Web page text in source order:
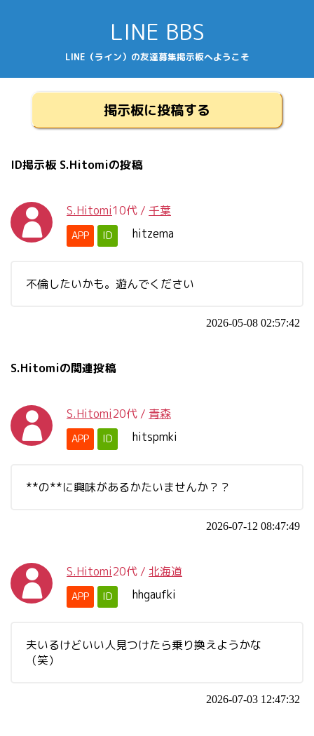
LINE BBS
LINE（ライン）の友達募集掲示板へようこそ
掲示板に投稿する
ID掲示板 S.Hitomiの投稿
S.Hitomi10代 / 千葉
APP ID hitzema
不倫したいかも。遊んでください
2026-05-08 02:57:42
S.Hitomiの関連投稿
S.Hitomi20代 / 青森
APP ID hitspmki
**の**に興味があるかたいませんか？？
2026-07-12 08:47:49
S.Hitomi20代 / 北海道
APP ID hhgaufki
夫いるけどいい人見つけたら乗り換えようかな
（笑）
2026-07-03 12:47:32